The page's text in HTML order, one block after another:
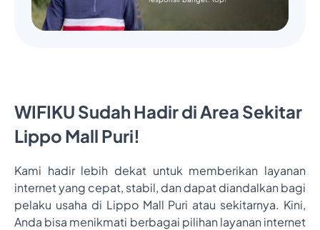
WIFIKU Sudah Hadir di Area Sekitar
Lippo Mall Puri!
Kami hadir lebih dekat untuk memberikan layanan
internet yang cepat, stabil, dan dapat diandalkan bagi
pelaku usaha di Lippo Mall Puri atau sekitarnya. Kini,
Anda bisa menikmati berbagai pilihan layanan internet